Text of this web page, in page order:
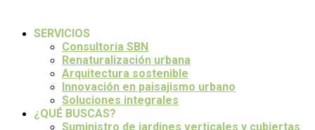
SERVICIOS
Consultoria SBN
Renaturalización urbana
Arquitectura sostenible
Innovación en paisajismo urbano
Soluciones integrales
¿QUÉ BUSCAS?
Suministro de jardines verticales y cubiertas